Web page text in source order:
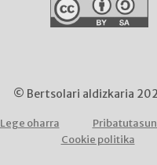
© Bertsolari aldizkaria
Lege oharra
Cookie politika